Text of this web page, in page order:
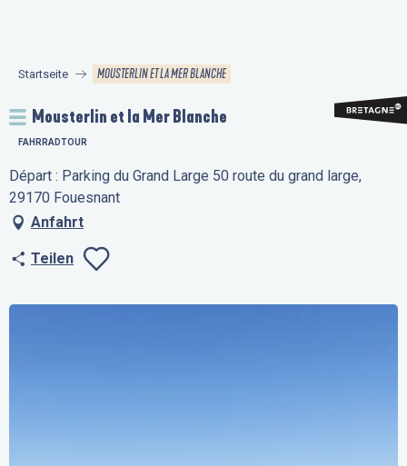
principal
Startseite MOUSTERLIN ET LA MER BLANCHE
Mousterlin et la Mer Blanche
FAHRRADTOUR
Départ : Parking du Grand Large 50 route du grand large,
29170 Fouesnant
Anfahrt
Teilen